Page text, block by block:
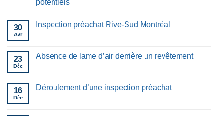
potentiels
30
Avr
Inspection préachat Rive-Sud Montréal
23
Déc
Absence de lame d’air derrière un revêtement
16
Déc
Déroulement d’une inspection préachat